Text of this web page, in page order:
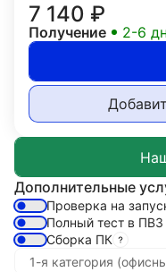
7 140 ₽
Получение
2-6
Дополнительные
Проверка на
Полный тест в ПВЗ
Сборка ПК